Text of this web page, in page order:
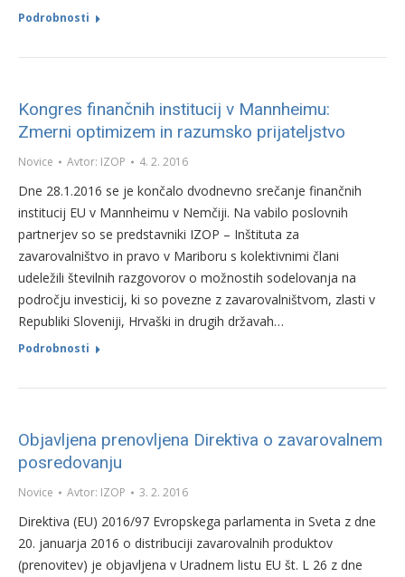
Podrobnosti
Kongres finančnih institucij v Mannheimu:
Zmerni optimizem in razumsko prijateljstvo
Novice Avtor: IZOP 4. 2. 2016
Dne 28.1.2016 se je končalo dvodnevno srečanje finančnih
institucij EU v Mannheimu v Nemčiji. Na vabilo poslovnih
partnerjev so se predstavniki IZOP – Inštituta za
zavarovalništvo in pravo v Mariboru s kolektivnimi člani
udeležili številnih razgovorov o možnostih sodelovanja na
področju investicij, ki so povezne z zavarovalništvom, zlasti v
Republiki Sloveniji, Hrvaški in drugih državah…
Podrobnosti
Objavljena prenovljena Direktiva o zavarovalnem
posredovanju
Novice Avtor: IZOP 3. 2. 2016
Direktiva (EU) 2016/97 Evropskega parlamenta in Sveta z dne
20. januarja 2016 o distribuciji zavarovalnih produktov
(prenovitev) je objavljena v Uradnem listu EU št. L 26 z dne